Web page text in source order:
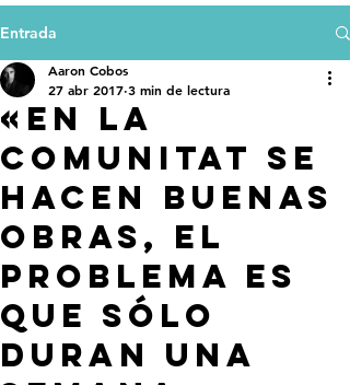
Entrada
«En la
Comunitat se
hacen buenas
obras, el
problema es
que sólo
duran una
Aaron Cobos
27 abr 2017 3 min de lectura